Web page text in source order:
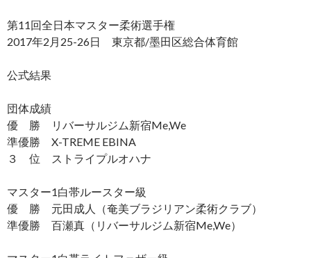
第11回全日本マスター柔術選手権
2017年2月25-26日 東京都/墨田区総合体育館
公式結果
団体成績
優 勝 リバーサルジム新宿Me,We
準優勝 X-TREME EBINA
３ 位 ストライプルオハナ
マスター1白帯ルースター級
優 勝 元田成人（奄美ブラジリアン柔術クラブ）
準優勝 百瀬真（リバーサルジム新宿Me,We）